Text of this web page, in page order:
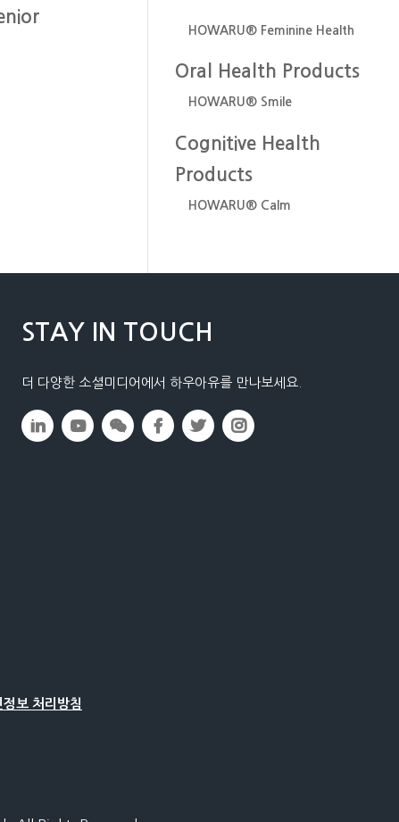
HOWARU® Feminine Health
Oral Health Products
HOWARU® Smile
Cognitive Health
Products
HOWARU® Calm
STAY IN TOUCH
더 다양한 소셜미디어에서 하우아유를 만나보세요.
정보 처리방침